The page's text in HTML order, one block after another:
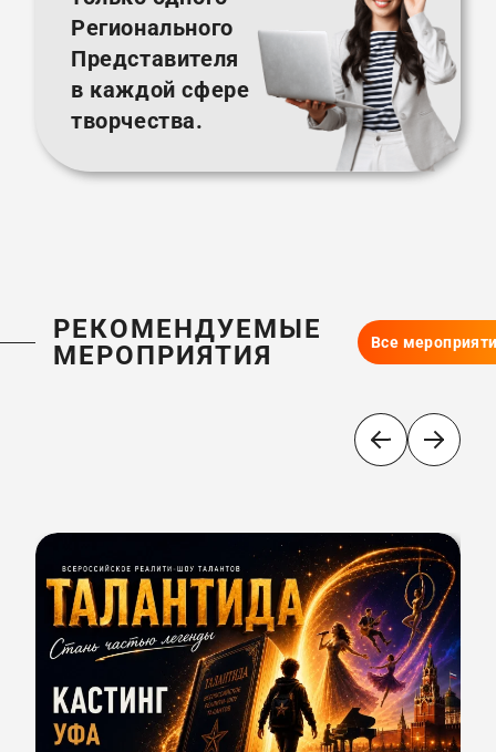
Регионального
Представителя
в каждой сфере
творчества.
РЕКОМЕНДУЕМЫЕ
МЕРОПРИЯТИЯ
Все